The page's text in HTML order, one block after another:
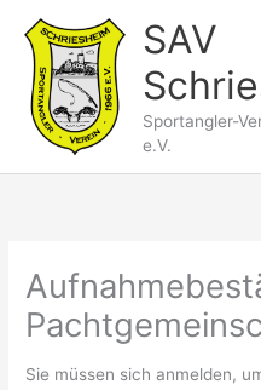
Inhalt
springen
SAV
Sportangler-
e.V.
Sie müssen sich anmelden,